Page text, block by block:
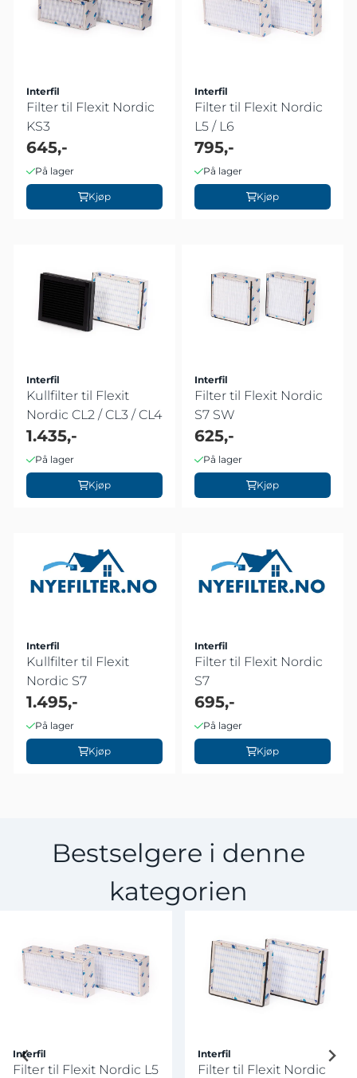
Interfil
Filter til Flexit Nordic
KS3
645,-
På lager
Kjøp
Interfil
Filter til Flexit Nordic
L5 / L6
795,-
På lager
Kjøp
Interfil
Kullfilter til Flexit
Nordic CL2 / CL3 / CL4
1.435,-
På lager
Kjøp
Interfil
Filter til Flexit Nordic
S7 SW
625,-
På lager
Kjøp
Interfil
Kullfilter til Flexit
Nordic S7
1.495,-
På lager
Kjøp
Interfil
Filter til Flexit Nordic
S7
695,-
På lager
Kjøp
Bestselgere i denne
kategorien
Interfil
Filter til Flexit Nordic L5
Interfil
Filter til Flexit Nordic